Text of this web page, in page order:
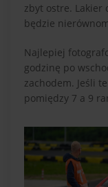
zbyt ostre. Lakier
będzie
Najlepiej
godzinę po
zachodem. Jeśli
pomiędzy 7 a 9